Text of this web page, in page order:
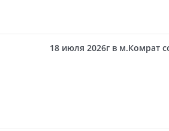
18 июля 2026г в м.Комрат